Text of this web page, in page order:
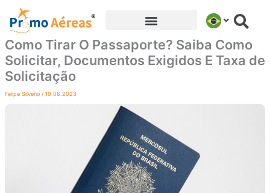
para
conteúdo
Como Tirar O Passaporte? Saiba Como
Solicitar, Documentos Exigidos E Taxa de
Solicitação
Felipe Silverio / 19.06.2023